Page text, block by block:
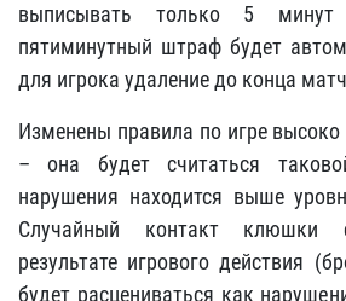
выписывать только 5
пятиминутный штраф будет
для игрока удаление до конца
Изменены правила по игре
– она будет считаться
нарушения находится выше
Случайный контакт клюшки
результате игрового действия
будет расцениваться как